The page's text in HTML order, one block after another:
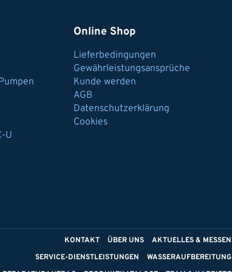
U
Online Shop
Lieferbedingungen
Gewährleistungsansprüche
Kunde werden
AGB
Datenschutzerklärung
Cookies
KONTAKT ÜBER UNS
AKTUELLES & MESSEN
SERVICE-DIENSTLEISTUNGEN
WASSERAUFBEREITUNG